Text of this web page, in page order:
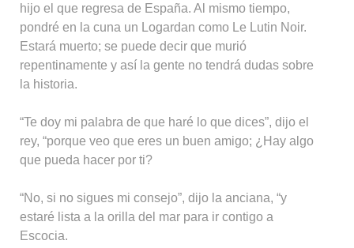
hijo el que regresa de España. Al mismo tiempo,
pondré en la cuna un Logardan como Le Lutin Noir.
Estará muerto; se puede decir que murió
repentinamente y así la gente no tendrá dudas sobre
la historia.
“Te doy mi palabra de que haré lo que dices”, dijo el
rey, “porque veo que eres un buen amigo; ¿Hay algo
que pueda hacer por ti?
“No, si no sigues mi consejo”, dijo la anciana, “y
estaré lista a la orilla del mar para ir contigo a
Escocia.